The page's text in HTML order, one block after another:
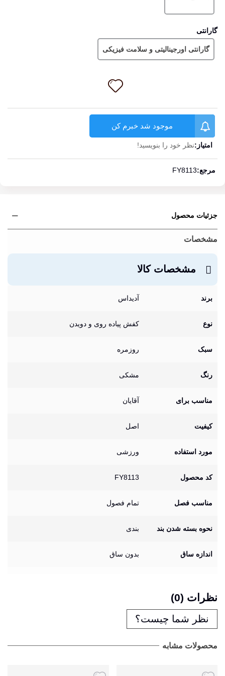
گارانتی
گارانتی اورجینالیتی و سلامت فیزیکی
موجود شد خبرم کن
امتیاز:نظر خود را بنویسید!
مرجع:FY8113
جزئیات محصول
مشخصات
مشخصات کالا
برند آدیداس
نوع کفش پیاده روی و دویدن
سبک روزمره
رنگ مشکی
مناسب برای آقایان
کیفیت اصل
مورد استفاده ورزشی
کد محصول FY8113
مناسب فصل تمام فصول
نحوه بسته شدن بند بندی
اندازه ساق بدون ساق
نظرات (0)
نظر شما چیست؟
محصولات مشابه